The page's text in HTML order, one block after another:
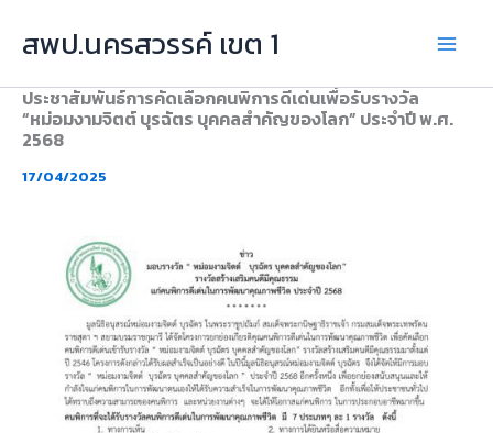
สพป.นครสวรรค์ เขต 1
ประชาสัมพันธ์การคัดเลือกคนพิการดีเด่นเพื่อรับรางวัล
“หม่อมงามจิตต์ บุรฉัตร บุคคลสำคัญของโลก” ประจำปี พ.ศ.
2568
17/04/2025